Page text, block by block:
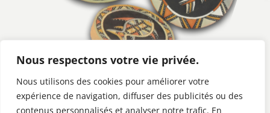
Nous respectons votre vie privée.
Nous utilisons des cookies pour améliorer votre
expérience de navigation, diffuser des publicités ou des
contenus personnalisés et analyser notre trafic. En